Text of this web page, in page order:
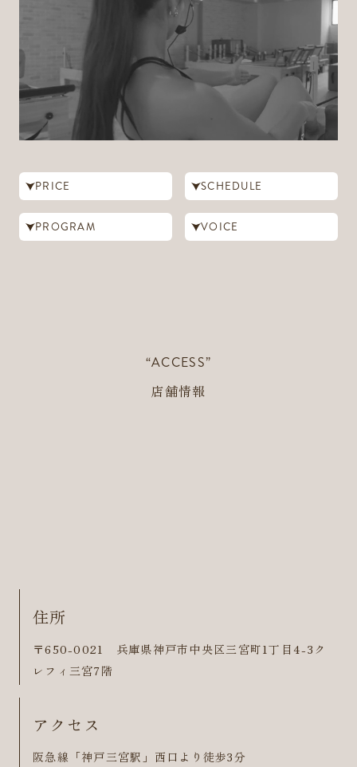
PRICE SCHEDULE
PROGRAM VOICE
“ACCESS”
店舗情報
住所
〒650-0021 兵庫県神戸市中央区三宮町1丁目4-3ク
レフィ三宮7階
アクセス
阪急線「神戸三宮駅」西口より徒歩3分